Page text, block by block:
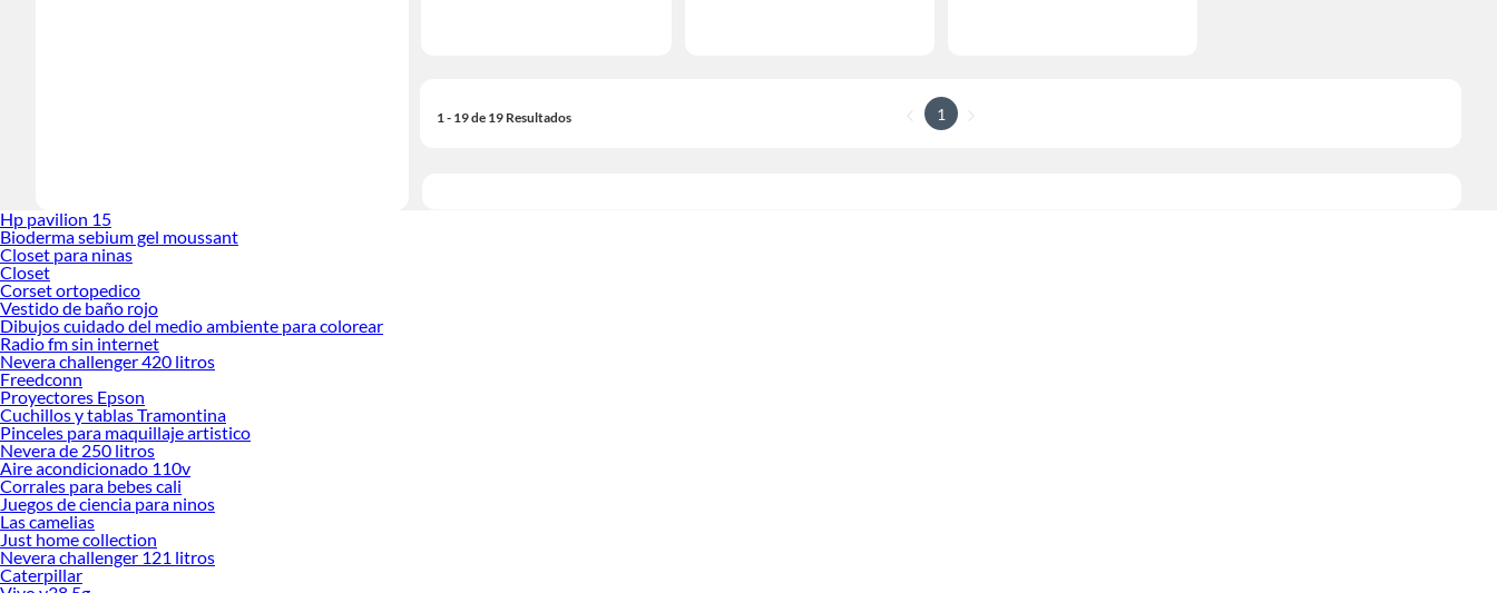
1 - 19 de 19 Resultados 1
Hp pavilion 15
Bioderma sebium gel moussant
Closet para ninas
Closet
Corset ortopedico
Vestido de baño rojo
Dibujos cuidado del medio ambiente para colorear
Radio fm sin internet
Nevera challenger 420 litros
Freedconn
Proyectores Epson
Cuchillos y tablas Tramontina
Pinceles para maquillaje artistico
Nevera de 250 litros
Aire acondicionado 110v
Corrales para bebes cali
Juegos de ciencia para ninos
Las camelias
Just home collection
Nevera challenger 121 litros
Caterpillar